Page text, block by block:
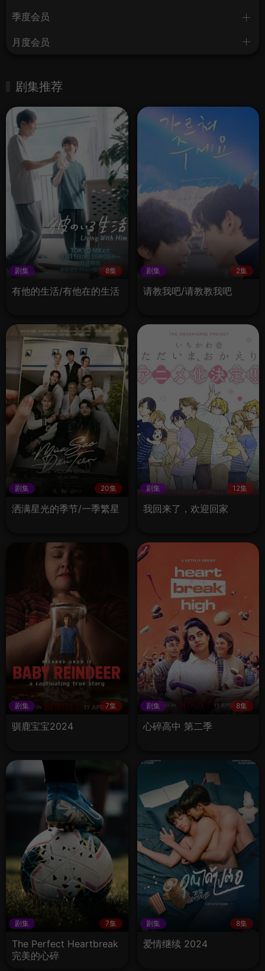
季度会员
月度会员
剧集推荐
剧集 8集
有他的生活/有他在的生活
剧集 2集
请教我吧/请教教我吧
剧集 20集
洒满星光的季节/一季繁星
剧集 12集
我回来了，欢迎回家
剧集 7集
驯鹿宝宝2024
剧集 8集
心碎高中 第二季
剧集 7集
The Perfect Heartbreak
完美的心碎
剧集 8集
爱情继续 2024